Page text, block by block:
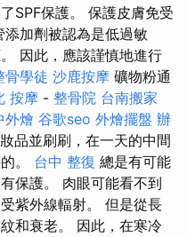
SPF保護。 保護皮膚免受
加劑被認為是低過敏
因此，應該謹慎地進行
骨學徒 沙鹿按摩 礦物粉通
按摩 - 整骨院 台南搬家
外燴 谷歌seo 外燴擺盤 辦
品並刷刷，在一天的中間
。 台中 整復 總是有可能
保護。 肉眼可能看不到
紫外線輻射。 但是從長
和衰老。 因此，在寒冷